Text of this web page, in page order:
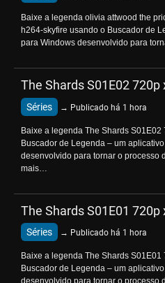
Baixe a legenda olivia attwood the
h264-skyfire usando o Buscador de
para Windows desenvolvido para
The Shards S01E02 720p
Séries → Publicado há 1 hora
Baixe a legenda The Shards
Buscador de Legenda – um
desenvolvido para tornar o processo
mais…
The Shards S01E01 720p
Séries → Publicado há 1 hora
Baixe a legenda The Shards
Buscador de Legenda – um
desenvolvido para tornar o processo